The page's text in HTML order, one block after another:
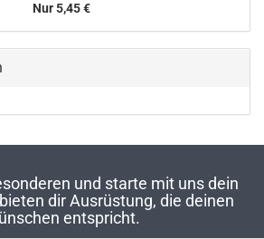
Nur 5,45 €
und starte mit uns dein
dir Ausrüstung, die deinen
entspricht.